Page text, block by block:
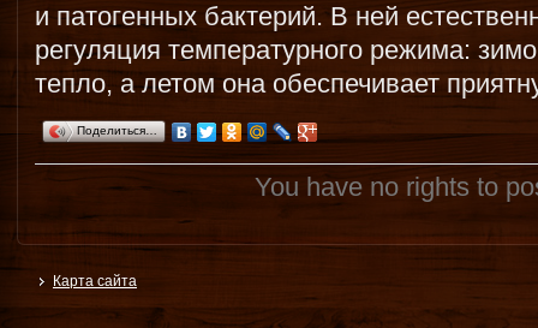
и патогенных бактерий. В ней
регуляция температурного режима:
тепло, а летом она обеспечивает
Поделиться…
You have no rights to
Карта сайта